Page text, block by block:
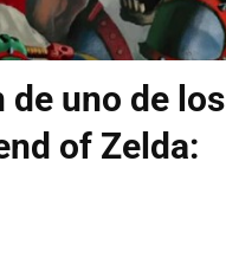
uno de los
of Zelda: